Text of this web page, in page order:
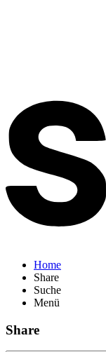
Home
Share
Suche
Menü
Share